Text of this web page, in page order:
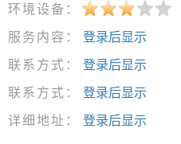
环境设备：
服务内容：
登录后显示
联系方式：
登录后显示
联系方式：
登录后显示
详细地址：
登录后显示